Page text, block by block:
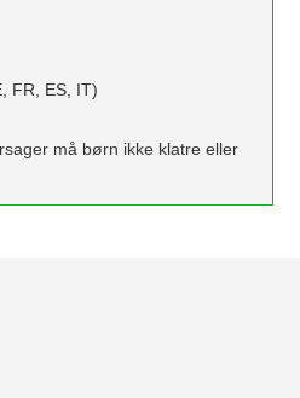
FR, ES, IT)
må børn ikke klatre eller